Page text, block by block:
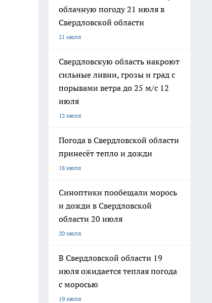
облачную погоду 21 июля в
Свердловской области
21 июля
Свердловскую область накроют
сильные ливни, грозы и град с
порывами ветра до 25 м/с 12
июля
12 июля
Погода в Свердловской области
принесёт тепло и дожди
18 июля
Синоптики пообещали морось
и дожди в Свердловской
области 20 июля
20 июля
В Свердловской области 19
июля ожидается теплая погода
с моросью
19 июля